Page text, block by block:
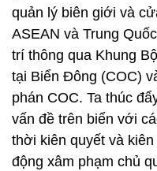
quản lý biên giới và
ASEAN và Trung
trí thông qua Khung
tại Biển Đông (COC)
phán COC. Ta thúc
vấn đề trên biển với
thời kiên quyết và
động xâm phạm chủ